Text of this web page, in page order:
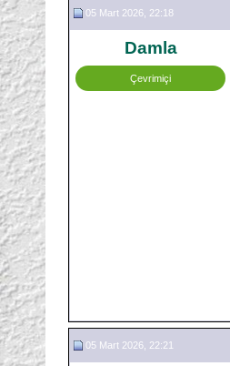
05 Mart 2026, 22:18
Damla
Çevrimiçi
05 Mart 2026, 22:21